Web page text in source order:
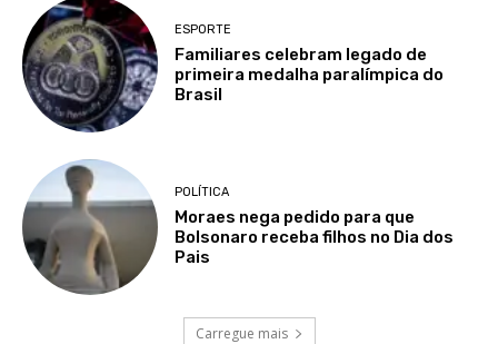
ESPORTE
Familiares celebram legado de
primeira medalha paralímpica do
Brasil
POLÍTICA
Moraes nega pedido para que
Bolsonaro receba filhos no Dia dos
Pais
Carregue mais